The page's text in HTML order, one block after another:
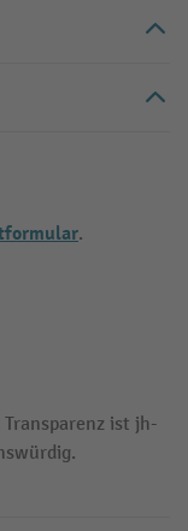
.
ist jh-